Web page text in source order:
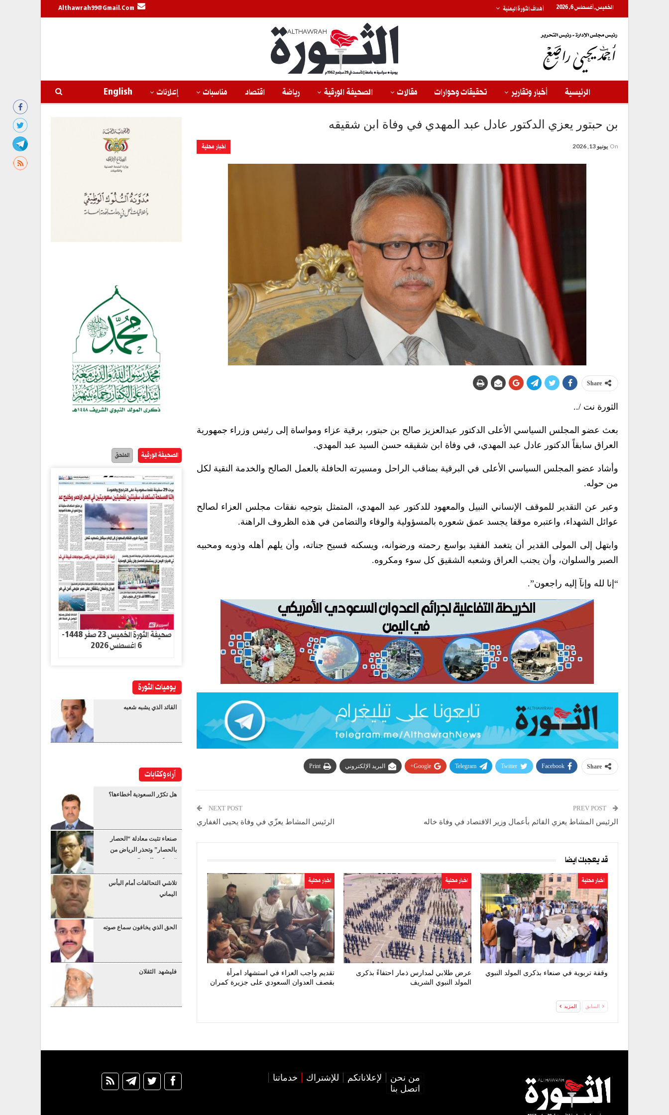
الخميس, أغسطس 6, 2026 أهداف الثورة اليمنية Althawrah99@gmail.com
الرئيسية أخبار وتقارير تحقيقات وحوارات مقالات الصحيفة الورقية رياضة اقتصاد مناسبات إعلانات English
بن حبتور يعزي الدكتور عادل عبد المهدي في وفاة ابن شقيقه
اخبار محلية On يونيو 13, 2026
Share
الثورة نت /..
بعث عضو المجلس السياسي الأعلى الدكتور عبدالعزيز صالح بن حبتور، برقية عزاء ومواساة إلى رئيس وزراء جمهورية
العراق سابقاً الدكتور عادل عبد المهدي، في وفاة ابن شقيقه حسن السيد عبد المهدي.
وأشاد عضو المجلس السياسي الأعلى في البرقية بمناقب الراحل ومسيرته الحافلة بالعمل الصالح والخدمة النقية لكل
من حوله.
وعبر عن التقدير للموقف الإنساني النبيل والمعهود للدكتور عبد المهدي، المتمثل بتوجيه نفقات مجلس العزاء لصالح
عوائل الشهداء، واعتبره موقفا يجسد عمق شعوره بالمسؤولية والوفاء والتضامن في هذه الظروف الراهنة.
وابتهل إلى المولى القدير أن يتغمد الفقيد بواسع رحمته ورضوانه، ويسكنه فسيح جناته، وأن يلهم أهله وذويه ومحبيه
الصبر والسلوان، وأن يجنب العراق وشعبه الشقيق كل سوء ومكروه.
“إنا لله وإنآ إليه راجعون”.
Share
Facebook
Twitter
Telegram
Google+ البريد الإلكتروني Print
الرئيس المشاط يعزي القائم بأعمال وزير الاقتصاد في وفاة خاله
NEXT POST
الرئيس المشاط يعزّي في وفاة يحيى الغفاري
قد يعجبك ايضا
اخبار محلية
وقفة تربوية في صنعاء بذكرى المولد النبوي
اخبار محلية
عرض طلابي لمدارس ذمار احتفاءً بذكرى
المولد النبوي الشريف
اخبار محلية
تقديم واجب العزاء في استشهاد امرأة
بقصف العدوان السعودي على جزيرة كمران
السابق المزيد
الصحيفة الورقية الملحق
صحيفة الثورة الخميس 23 صفر 1448-
6 اغسطس 2026
يوميات الثورة
القائد الذي يشبه شعبه
آراء وكتابات
هل تكرّر السعودية أخطاءها؟
صنعاء تثبت معادلة “الحصار
بالحصار” وتحذر الرياض من
“عسكرة البحر”
تلاشي التحالفات أمام البأس
اليماني
الحق الذي يخافون سماع صوته
فليشهد الثقلان
من نحن لإعلاناتكم للإشتراك
خدماتنا
اتصل بنا